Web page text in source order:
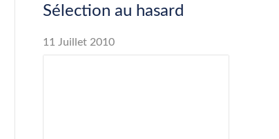
Sélection au hasard
11 Juillet 2010